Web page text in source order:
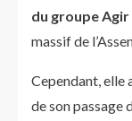
du groupe Agir
massif de
Cependant, elle
de son passage